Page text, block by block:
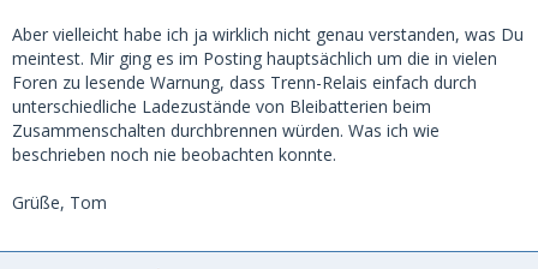
Aber vielleicht habe ich ja wirklich nicht genau verstanden, was Du
meintest. Mir ging es im Posting hauptsächlich um die in vielen
Foren zu lesende Warnung, dass Trenn-Relais einfach durch
unterschiedliche Ladezustände von Bleibatterien beim
Zusammenschalten durchbrennen würden. Was ich wie
beschrieben noch nie beobachten konnte.
Grüße, Tom